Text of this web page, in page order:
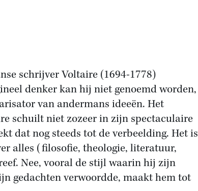
schrijver Voltaire (1694-1778)
denker kan hij niet genoemd worden,
van andermans ideeën. Het
schuilt niet zozeer in zijn spectaculaire
dat nog steeds tot de verbeelding. Het is
alles (filosofie, theologie, literatuur,
Nee, vooral de stijl waarin hij zijn
gedachten verwoordde, maakt hem tot